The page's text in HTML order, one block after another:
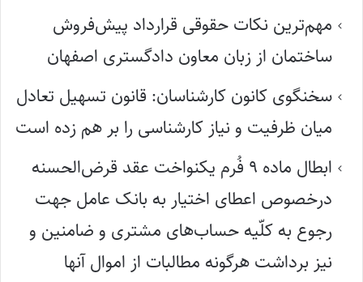
مهم‌ترین نکات حقوقی قرارداد پیش‌فروش
ساختمان از زبان معاون دادگستری اصفهان
سخنگوی کانون کارشناسان: قانون تسهیل تعادل
میان ظرفیت و نیاز کارشناسی را بر هم زده است
ابطال ماده ۹ فُرم یکنواخت عقد قرض‌الحسنه
درخصوص اعطای اختیار به بانک عامل جهت
رجوع به کلّیه حساب‌های مشتری و ضامنین و
نیز برداشت هرگونه مطالبات از اموال آنها